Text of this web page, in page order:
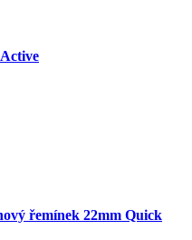
řemínek 22mm Quick